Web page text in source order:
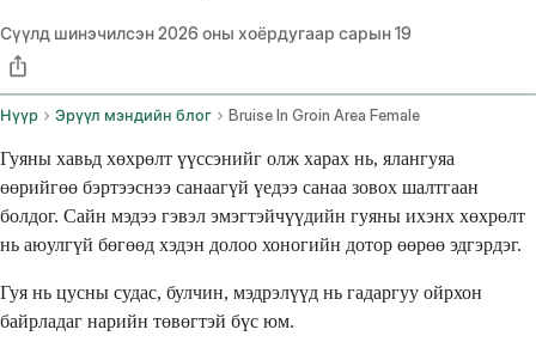
Сүүлд шинэчилсэн2026 оны хоёрдугаар сарын 19
Нүүр Эрүүл мэндийн блог Bruise In Groin Area Female
Гуяны хавьд хөхрөлт үүссэнийг олж харах нь, ялангуяа
өөрийгөө бэртээснээ санаагүй үедээ санаа зовох шалтгаан
болдог. Сайн мэдээ гэвэл эмэгтэйчүүдийн гуяны ихэнх хөхрөлт
нь аюулгүй бөгөөд хэдэн долоо хоногийн дотор өөрөө эдгэрдэг.
Гуя нь цусны судас, булчин, мэдрэлүүд нь гадаргуу ойрхон
байрладаг нарийн төвөгтэй бүс юм.